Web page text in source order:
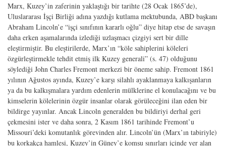
Marx, Kuzey’in zaferinin yaklaştığı bir tarihte (28 Ocak 1865’de),
Uluslararası İşçi Birliği adına yazdığı kutlama mektubunda, ABD başkanı
Abraham Lincoln’e “işçi sınıfının kararlı oğlu” diye hitap etse de savaşın
daha erken aşamalarında izlediği uzlaşmacı çizgiyi sert bir dille
eleştirmiştir. Bu eleştirilerde, Marx’ın “köle sahiplerini köleleri
özgürleştirmekle tehdit etmiş ilk Kuzey generali” (s. 47) olduğunu
söylediği John Charles Fremont merkezi bir öneme sahip. Fremont 1861
yılının Ağustos ayında, Kuzey’e karşı silahlı ayaklanmaya kalkışanların
ya da bu kalkışmalara yardım edenlerin mülklerine el konulacağını ve bu
kimselerin kölelerinin özgür insanlar olarak görüleceğini ilan eden bir
bildirge yayınlar. Ancak Lincoln generalden bu bildiriyi derhal geri
çekmesini ister ve daha sonra, 2 Kasım 1861 tarihinde Fremont’u
Missouri’deki komutanlık görevinden alır. Lincoln’ün (Marx’ın tabiriyle)
bu korkakça hamlesi, Kuzey’in Güney’e komşu sınırları içinde yer alan